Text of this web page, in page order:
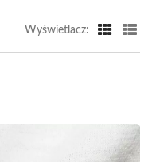
Wyświetlacz: